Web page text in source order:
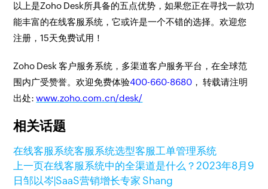
以上是Zoho Desk所具备的五点优势，如果您正在寻找一款功
能丰富的在线客服系统，它或许是一个不错的选择。欢迎您
注册，15天免费试用！
Zoho Desk 客户服务系统，多渠道客户服务平台，在全球范
围内广受赞誉。欢迎免费体验400-660-8680 ， 转载请注明
出处:www.zoho.com.cn/desk/
相关话题
在线客服系统客服系统选型客服工单管理系统
上一页在线客服系统中的全渠道是什么？2023年8月9
日邹以岑|SaaS营销增长专家 Shang